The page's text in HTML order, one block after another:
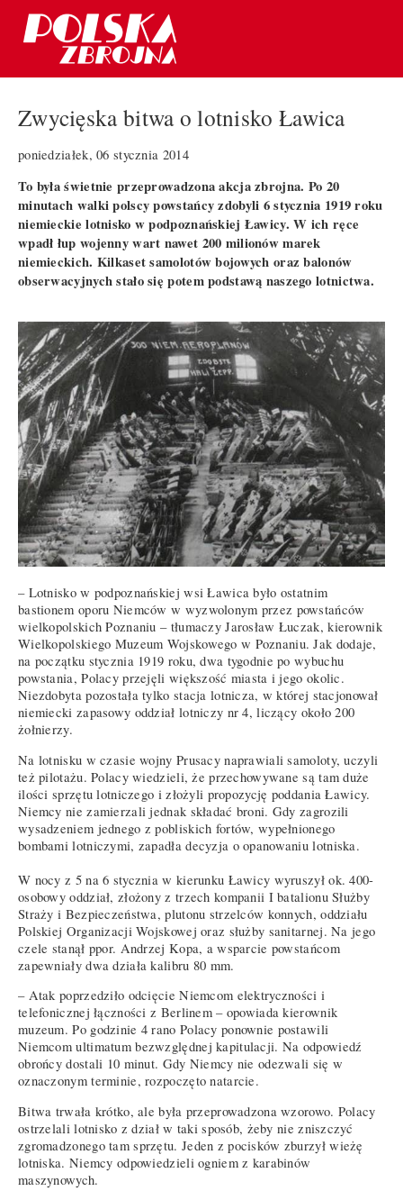
Zwycięska bitwa o lotnisko Ławica
poniedziałek, 06 stycznia 2014
To była świetnie przeprowadzona akcja zbrojna. Po 20
minutach walki polscy powstańcy zdobyli 6 stycznia 1919 roku
niemieckie lotnisko w podpoznańskiej Ławicy. W ich ręce
wpadł łup wojenny wart nawet 200 milionów marek
niemieckich. Kilkaset samolotów bojowych oraz balonów
obserwacyjnych stało się potem podstawą naszego lotnictwa.
– Lotnisko w podpoznańskiej wsi Ławica było ostatnim
bastionem oporu Niemców w wyzwolonym przez powstańców
wielkopolskich Poznaniu – tłumaczy Jarosław Łuczak, kierownik
Wielkopolskiego Muzeum Wojskowego w Poznaniu. Jak dodaje,
na początku stycznia 1919 roku, dwa tygodnie po wybuchu
powstania, Polacy przejęli większość miasta i jego okolic.
Niezdobyta pozostała tylko stacja lotnicza, w której stacjonował
niemiecki zapasowy oddział lotniczy nr 4, liczący około 200
żołnierzy.
Na lotnisku w czasie wojny Prusacy naprawiali samoloty, uczyli
też pilotażu. Polacy wiedzieli, że przechowywane są tam duże
ilości sprzętu lotniczego i złożyli propozycję poddania Ławicy.
Niemcy nie zamierzali jednak składać broni. Gdy zagrozili
wysadzeniem jednego z pobliskich fortów, wypełnionego
bombami lotniczymi, zapadła decyzja o opanowaniu lotniska.
W nocy z 5 na 6 stycznia w kierunku Ławicy wyruszył ok. 400-
osobowy oddział, złożony z trzech kompanii I batalionu Służby
Straży i Bezpieczeństwa, plutonu strzelców konnych, oddziału
Polskiej Organizacji Wojskowej oraz służby sanitarnej. Na jego
czele stanął ppor. Andrzej Kopa, a wsparcie powstańcom
zapewniały dwa działa kalibru 80 mm.
– Atak poprzedziło odcięcie Niemcom elektryczności i
telefonicznej łączności z Berlinem – opowiada kierownik
muzeum. Po godzinie 4 rano Polacy ponownie postawili
Niemcom ultimatum bezwzględnej kapitulacji. Na odpowiedź
obrońcy dostali 10 minut. Gdy Niemcy nie odezwali się w
oznaczonym terminie, rozpoczęto natarcie.
Bitwa trwała krótko, ale była przeprowadzona wzorowo. Polacy
ostrzelali lotnisko z dział w taki sposób, żeby nie zniszczyć
zgromadzonego tam sprzętu. Jeden z pocisków zburzył wieżę
lotniska. Niemcy odpowiedzieli ogniem z karabinów
maszynowych.